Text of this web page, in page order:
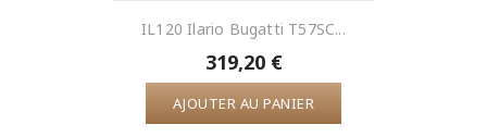
IL120 Ilario Bugatti T57SC...
319,20 €
AJOUTER AU PANIER